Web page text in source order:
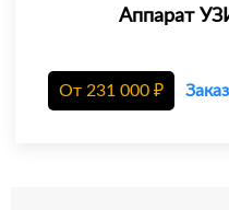
Аппарат
От 231 000 ₽